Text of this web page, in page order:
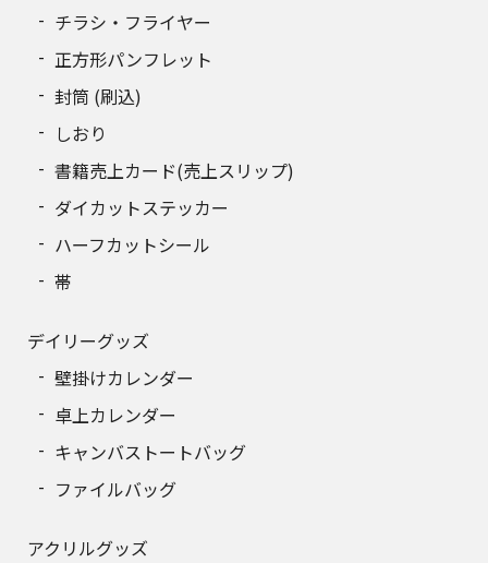
チラシ・フライヤー
正方形パンフレット
封筒 (刷込)
しおり
書籍売上カード(売上スリップ)
ダイカットステッカー
ハーフカットシール
帯
デイリーグッズ
壁掛けカレンダー
卓上カレンダー
キャンバストートバッグ
ファイルバッグ
アクリルグッズ